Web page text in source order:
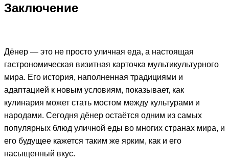
Заключение
Дёнер — это не просто уличная еда, а настоящая
гастрономическая визитная карточка мультикультурного
мира. Его история, наполненная традициями и
адаптацией к новым условиям, показывает, как
кулинария может стать мостом между культурами и
народами. Сегодня дёнер остаётся одним из самых
популярных блюд уличной еды во многих странах мира, и
его будущее кажется таким же ярким, как и его
насыщенный вкус.